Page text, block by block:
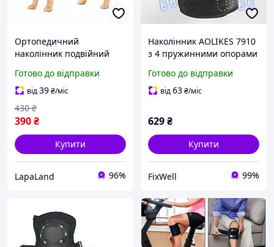
Ортопедичний
наколінник подвійний
чорний, розмір XS
Готово до відправки
від39₴/міс
390₴
430 ₴
Купити
LapaLand 96%
Наколінник AOLIKES 7910
з 4 пружинними опорами
Готово до відправки
від63₴/міс
629₴
Купити
FixWell 99%